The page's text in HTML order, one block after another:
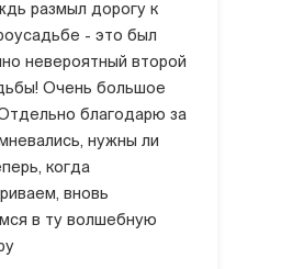
размыл дорогу к
- это был
невероятный второй
Очень большое
благодарю за
нужны ли
когда
вновь
в ту волшебную